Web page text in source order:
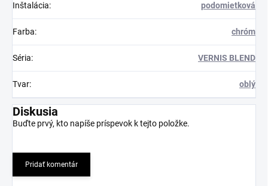
Inštalácia: podomietková
Farba: chróm
Séria: VERNIS BLEND
Tvar: oblý
Diskusia
Buďte prvý, kto napíše príspevok k tejto položke.
Pridať komentár